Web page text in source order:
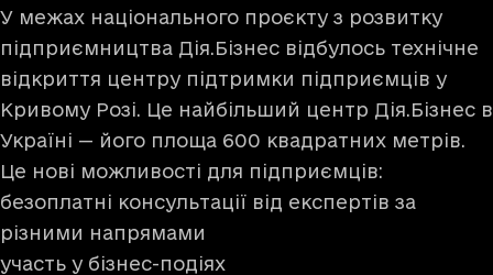
У межах національного проєкту з розвитку
підприємництва Дія.Бізнес відбулось технічне
відкриття центру підтримки підприємців у
Кривому Розі. Це найбільший центр Дія.Бізнес в
Україні — його площа 600 квадратних метрів.
Це нові можливості для підприємців:
безоплатні консультації від експертів за
різними напрямами
участь у бізнес-подіях